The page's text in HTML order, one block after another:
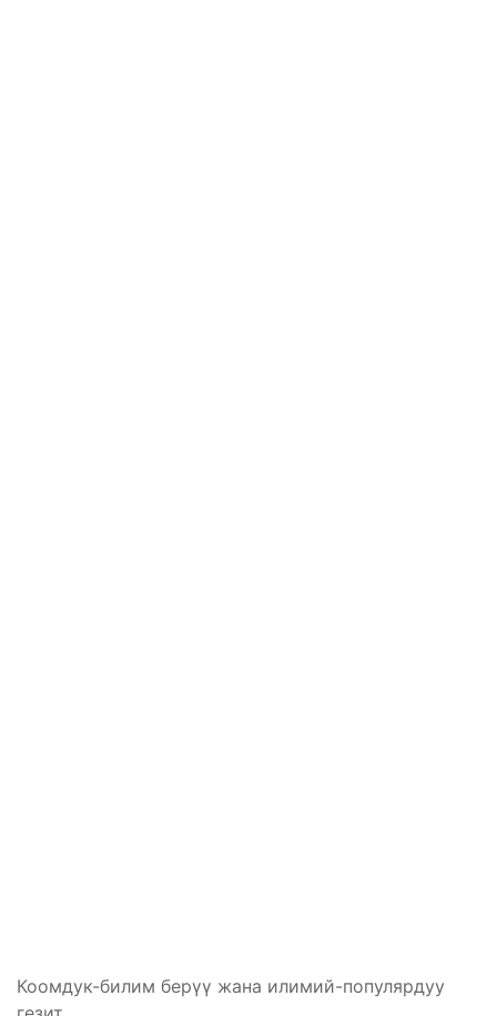
Коомдук-билим берүү жана илимий-популярдуу